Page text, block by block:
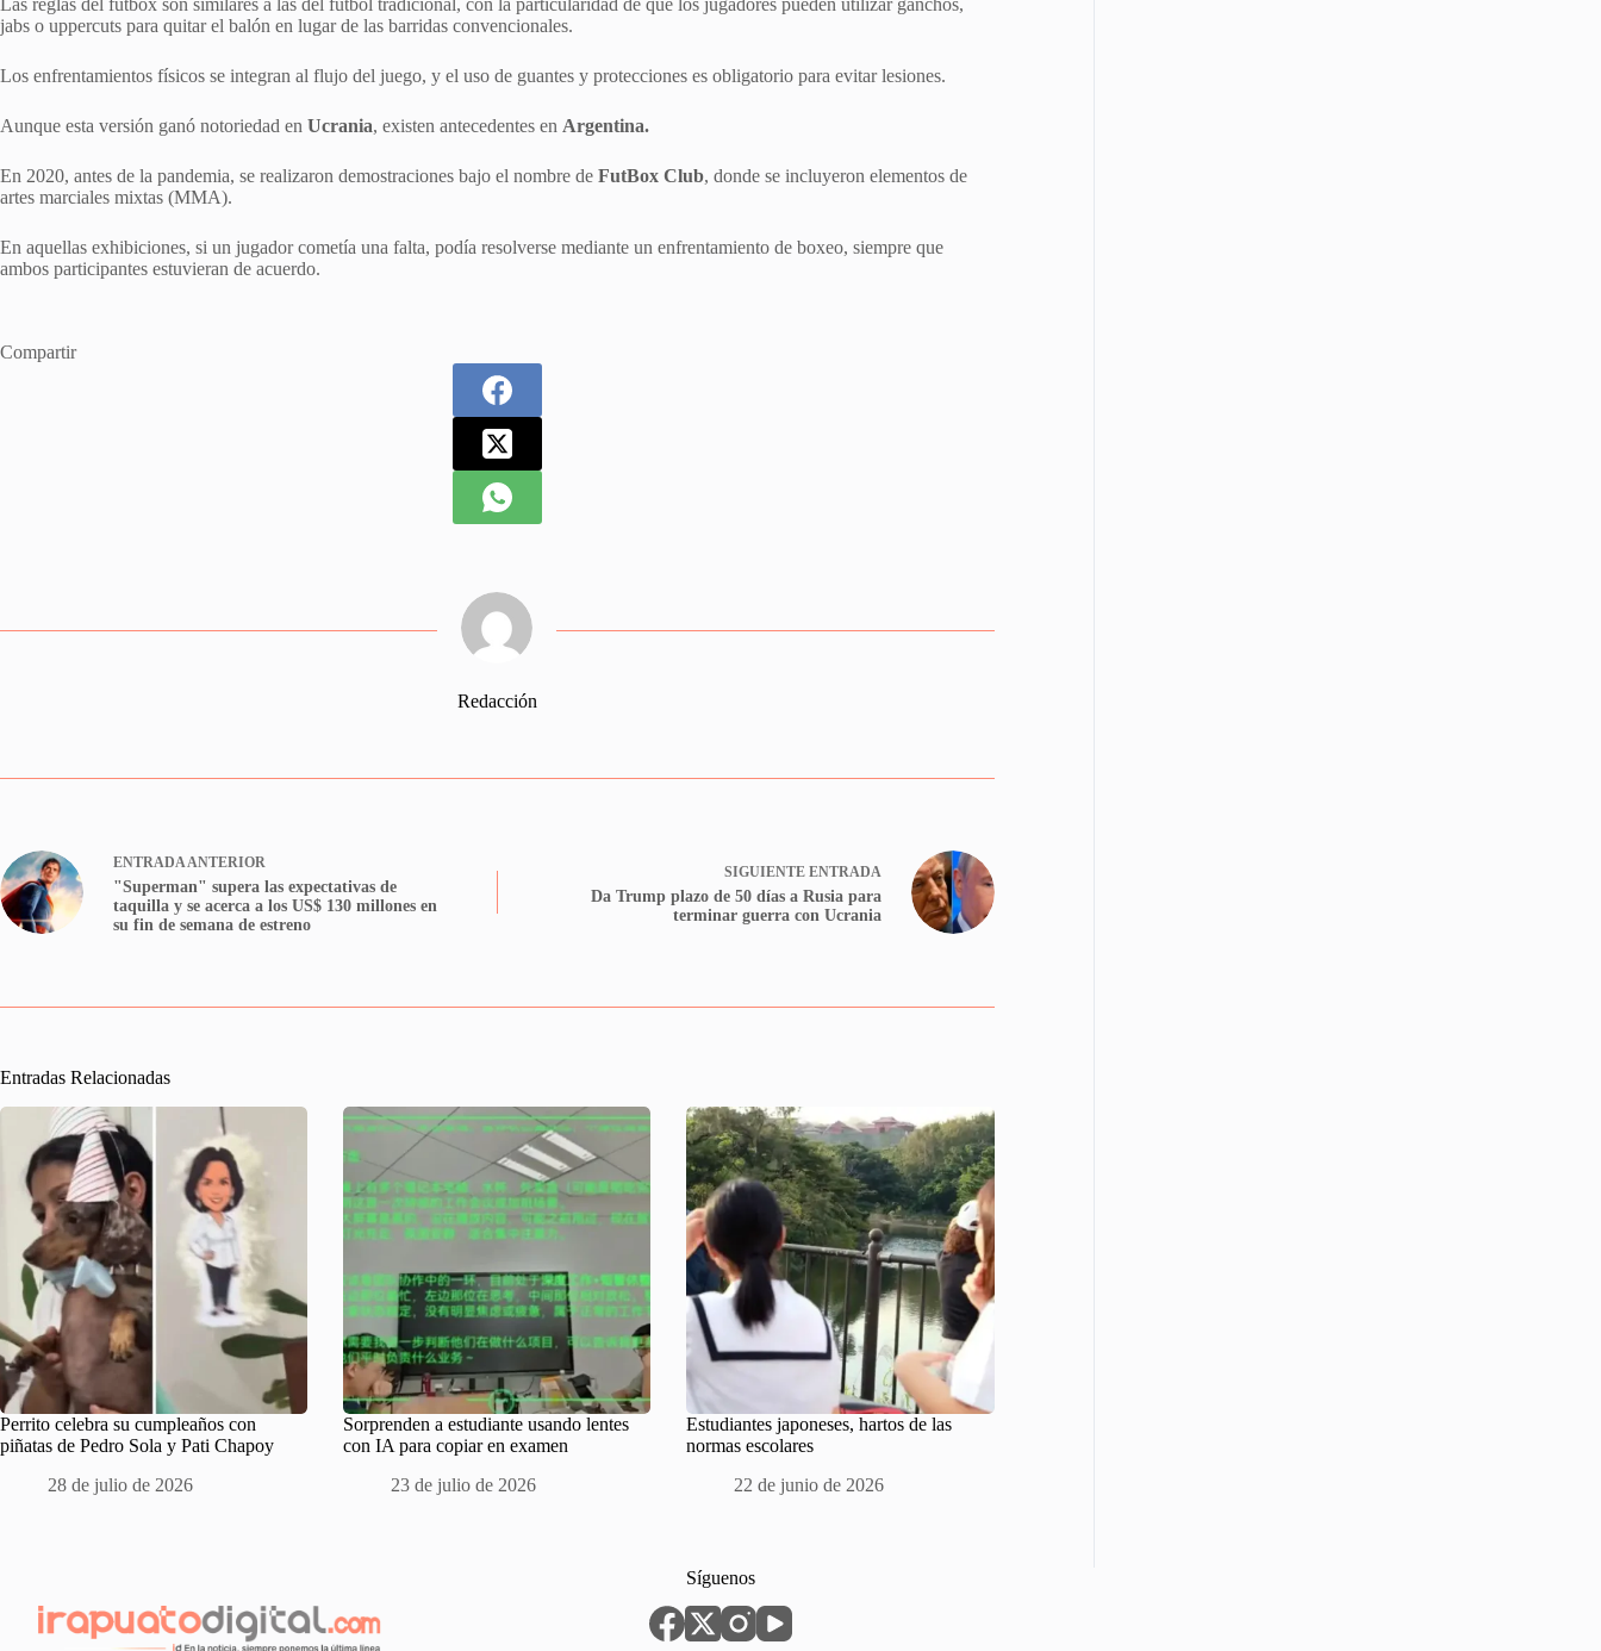
Las reglas del futbox son similares a las del fútbol tradicional, con la particularidad de que los jugadores pueden utilizar ganchos,
jabs o uppercuts para quitar el balón en lugar de las barridas convencionales.
Los enfrentamientos físicos se integran al flujo del juego, y el uso de guantes y protecciones es obligatorio para evitar lesiones.
Aunque esta versión ganó notoriedad en Ucrania, existen antecedentes en Argentina.
En 2020, antes de la pandemia, se realizaron demostraciones bajo el nombre de FutBox Club, donde se incluyeron elementos de
artes marciales mixtas (MMA).
En aquellas exhibiciones, si un jugador cometía una falta, podía resolverse mediante un enfrentamiento de boxeo, siempre que
ambos participantes estuvieran de acuerdo.
Compartir
Redacción
ENTRADA ANTERIOR
"Superman" supera las expectativas de
taquilla y se acerca a los US$ 130 millones en
su fin de semana de estreno
SIGUIENTE ENTRADA
Da Trump plazo de 50 días a Rusia para
terminar guerra con Ucrania
Entradas Relacionadas
Perrito celebra su cumpleaños con
piñatas de Pedro Sola y Pati Chapoy
28 de julio de 2026
Sorprenden a estudiante usando lentes
con IA para copiar en examen
23 de julio de 2026
Estudiantes japoneses, hartos de las
normas escolares
22 de junio de 2026
Síguenos